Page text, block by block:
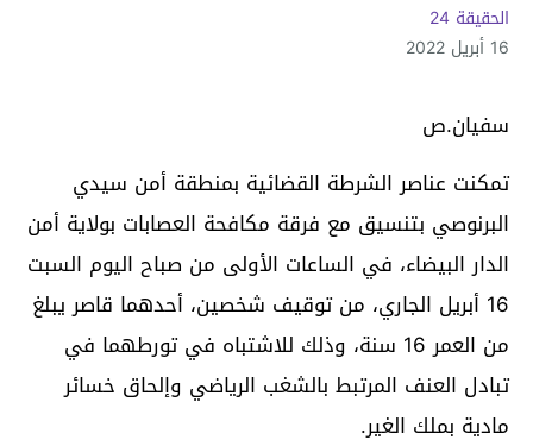
الحقيقة 24
16 أبريل 2022
سفيان.ص
تمكنت عناصر الشرطة القضائية بمنطقة أمن سيدي
البرنوصي بتنسيق مع فرقة مكافحة العصابات بولاية أمن
الدار البيضاء، في الساعات الأولى من صباح اليوم السبت
16 أبريل الجاري، من توقيف شخصين، أحدهما قاصر يبلغ
من العمر 16 سنة، وذلك للاشتباه في تورطهما في
تبادل العنف المرتبط بالشغب الرياضي وإلحاق خسائر
مادية بملك الغير.